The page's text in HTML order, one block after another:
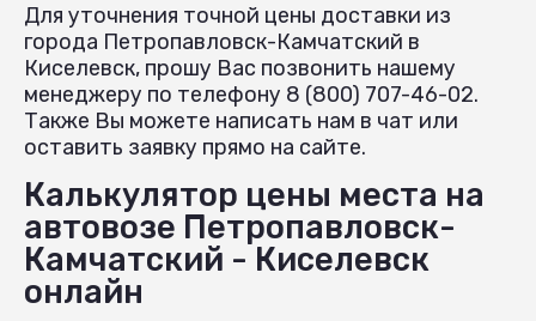
Для уточнения точной цены доставки из
города Петропавловск-Камчатский в
Киселевск, прошу Вас позвонить нашему
менеджеру по телефону 8 (800) 707-46-02.
Также Вы можете написать нам в чат или
оставить заявку прямо на сайте.
Калькулятор цены места на
автовозе Петропавловск-
Камчатский - Киселевск
онлайн